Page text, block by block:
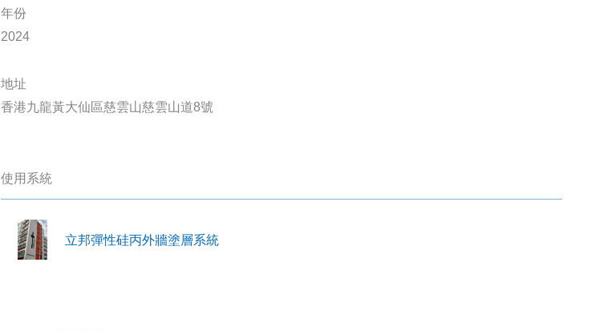
年份
2024
地址
香港九龍黃大仙區慈雲山慈雲山道8號
使用系統
立邦彈性硅丙外牆塗層系統